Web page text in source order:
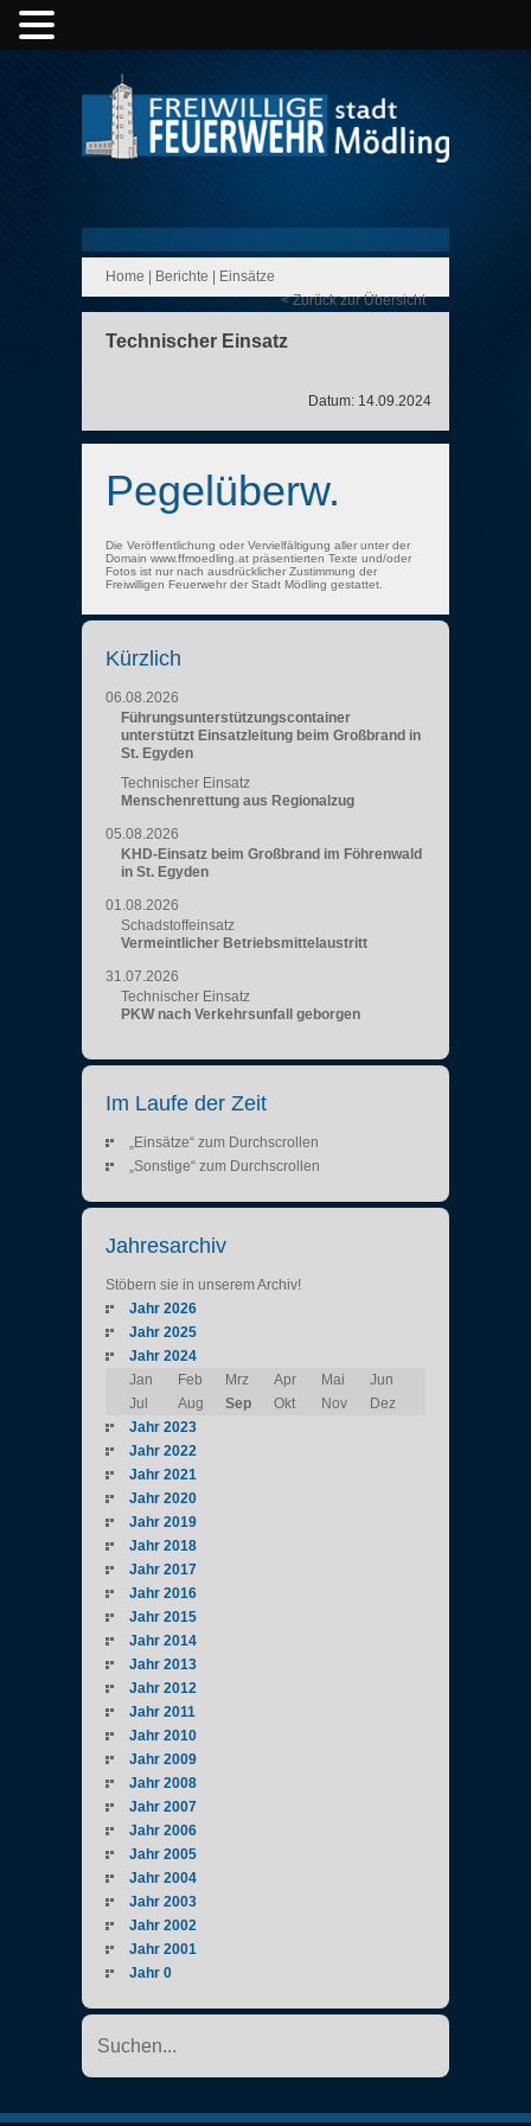
Home Berichte
Einsätze
< Zurück zur Übersicht
Technischer Einsatz
Datum: 14.09.2024
Pegelüberw.
Die Veröffentlichung oder Vervielfältigung aller unter der
Domain www.ffmoedling.at präsentierten Texte und/oder
Fotos ist nur nach ausdrücklicher Zustimmung der
Freiwilligen Feuerwehr der Stadt Mödling gestattet.
Kürzlich
06.08.2026
Führungsunterstützungscontainer
unterstützt Einsatzleitung beim Großbrand in
St. Egyden
Technischer Einsatz
Menschenrettung aus Regionalzug
05.08.2026
KHD-Einsatz beim Großbrand im Föhrenwald
in St. Egyden
01.08.2026
Schadstoffeinsatz
Vermeintlicher Betriebsmittelaustritt
31.07.2026
Technischer Einsatz
PKW nach Verkehrsunfall geborgen
Im Laufe der Zeit
„Einsätze“ zum Durchscrollen
„Sonstige“ zum Durchscrollen
Jahresarchiv
Stöbern sie in unserem Archiv!
Jahr 2026
Jahr 2025
Jahr 2024
Jan
Feb Mrz Apr Mai
Jun
Jul
Aug Sep Okt Nov
Dez
Jahr 2023
Jahr 2022
Jahr 2021
Jahr 2020
Jahr 2019
Jahr 2018
Jahr 2017
Jahr 2016
Jahr 2015
Jahr 2014
Jahr 2013
Jahr 2012
Jahr 2011
Jahr 2010
Jahr 2009
Jahr 2008
Jahr 2007
Jahr 2006
Jahr 2005
Jahr 2004
Jahr 2003
Jahr 2002
Jahr 2001
Jahr 0